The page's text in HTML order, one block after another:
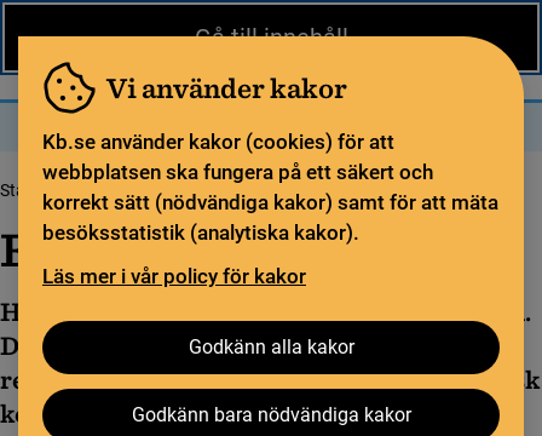
Gå till innehåll
Vi använder kakor
Kb.se använder kakor (cookies) för att
webbplatsen ska fungera på ett säkert och
korrekt sätt (nödvändiga kakor) samt för att mäta
besöksstatistik (analytiska kakor).
Läs mer i vår policy för kakor
Godkänn alla kakor
Godkänn bara nödvändiga kakor
Startsida Tjänster och verktyg Arbeta med Libris Fjärrlån i Libris
Fjärrlån i Libris
Här hittar du information om Libris fjärrlån.
Du kan ta del av de rekommendationer och
regler som finns, samt det som rör ekonomisk
kompensation.